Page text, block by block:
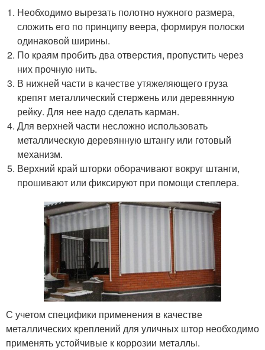
Необходимо вырезать полотно нужного размера,
сложить его по принципу веера, формируя полоски
одинаковой ширины.
По краям пробить два отверстия, пропустить через
них прочную нить.
В нижней части в качестве утяжеляющего груза
крепят металлический стержень или деревянную
рейку. Для нее надо сделать карман.
Для верхней части несложно использовать
металлическую деревянную штангу или готовый
механизм.
Верхний край шторки оборачивают вокруг штанги,
прошивают или фиксируют при помощи степлера.
С учетом специфики применения в качестве
металлических креплений для уличных штор необходимо
применять устойчивые к коррозии металлы.